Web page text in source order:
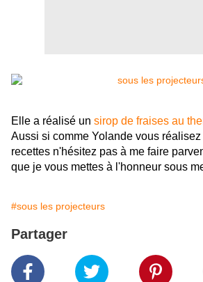
Elle a réalisé un sirop de fraises au
Aussi si comme Yolande vous
recettes n'hésitez pas à me faire
que je vous mettes à l'honneur sous
#sous les projecteurs
Partager